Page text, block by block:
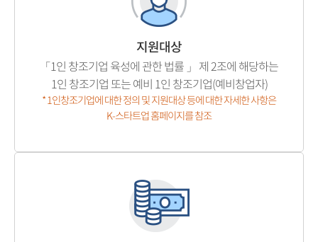
지원대상
「1인 창조기업 육성에 관한 법률 」 제 2조에 해당하는
1인 창조기업 또는 예비 1인 창조기업(예비창업자)
* 1인창조기업에 대한 정의 및 지원대상 등에 대한 자세한 사항은
K-스타트업 홈페이지를 참조